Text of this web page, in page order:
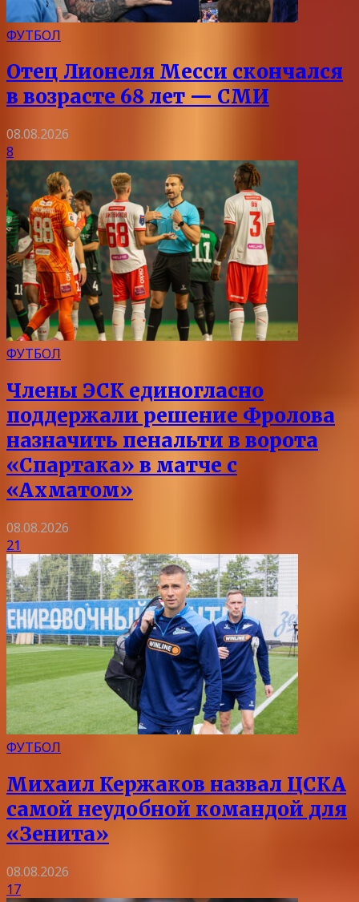
ФУТБОЛ
Отец Лионеля Месси скончался
в возрасте 68 лет — СМИ
08.08.2026
8
ФУТБОЛ
Члены ЭСК единогласно
поддержали решение Фролова
назначить пенальти в ворота
«Спартака» в матче с
«Ахматом»
08.08.2026
21
ФУТБОЛ
Михаил Кержаков назвал ЦСКА
самой неудобной командой для
«Зенита»
08.08.2026
17